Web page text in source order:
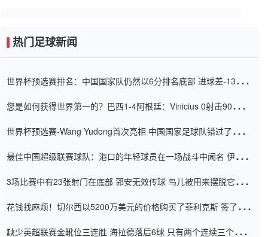
热门足球新闻
世界杯预选赛排名：中国国家队仍然以6分排名底部 进球差-13令人
您是如何获得世界第一的？巴西1-4阿根廷：Vinicius 0射击90分钟
世界杯预选赛-Wang Yudong首次亮相 中国国家足球队错过了世界
最佳中国超级联赛球队：港口的年轻球员在一场战斗中闻名 伊万放
3场比赛中有23张射门在底部 郭安无效传球 鸟儿被用来摆脱它
花钱找麻烦！切尔西以5200万美元的价格购买了菲利克斯 签了7年
缺少英超联赛金靴位三连胜 海拉德落后6球 只有两个连续三个连续